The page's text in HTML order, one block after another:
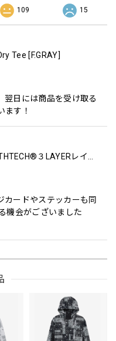
109 15
Tee [F.GRAY]
翌日には商品を受け取る
ます！
ロゴパターンBREATHTECH®３LAYERレインジャケット［BEG/BLK］
カードやステッカーも同
機会がございました